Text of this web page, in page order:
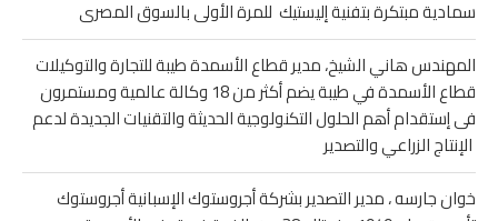
سمادية مبتكرة بتفنية إليستيك للمرة الأولى بالسوق المصرى
المهندس هاني الشيخ، مدير قطاع الأسمدة طيبة للتجارة والتوكيلات
قطاع الأسمدة في طيبة يضم أكثر من 18 وكالة عالمية ومستمرون
فى إستقدام أهم الحلول التكنولوجية الحديثة والتقنيات الجديدة لدعم
الإنتاج الزراعي والتصدير
خوان جارسه ، مدير التصدير بشركة أجروستوك الإسبانية أجروستوك